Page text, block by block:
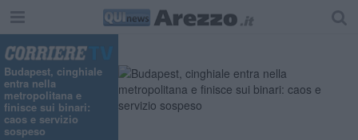
Budapest, cinghiale
entra nella
metropolitana e
finisce sui binari:
caos e servizio
sospeso